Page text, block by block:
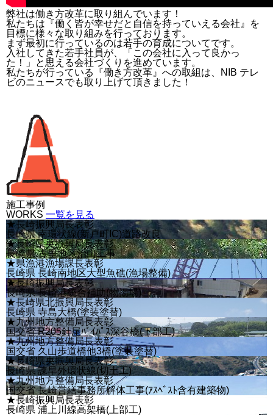
弊社は働き方改革に取り組んでいます！
私たちは『働く皆が幸せだと自信を持っていえる会社』を
目標に様々な取り組みを行っております。
まず最初に行っているのは若手の育成についてです。
入社してきた若手社員が、「この会社に入って良かっ
た！」と思える会社づくりを進めています。
私たちが行っている『働き方改革』への取組は、NIB テレ
ビのニュースでも取り上げて頂きました！
施工事例
WORKS 一覧を見る
★長崎振興局長表彰
長崎県 南環状線(新戸町IC)道路改良
★長崎県央振興局長表彰
長崎県 古里地区治山工事
★県漁港漁場課長表彰
長崎県 長崎南地区大型魚礁(漁場整備)
★長崎振興局長表彰
長崎県 長崎港統合補助(物揚場)
★長崎県北振興局長表彰
長崎県 寺島大橋(塗装塗替)
★九州地方整備局長表彰
国交省 R205針尾ﾊﾞｲﾊﾟｽ深谷橋(下部工)
★九州地方整備局長表彰
国交省 久山歩道橋他3橋(塗装塗替)
★長崎県央振興局長表彰
長崎県 諫早外環状線(切土工)
★九州地方整備局長表彰
国交省 長崎営繕事務所解体工事(ｱｽﾍﾞｽﾄ含有建築物)
★長崎振興局長表彰
長崎県 浦上川線高架橋(上部工)